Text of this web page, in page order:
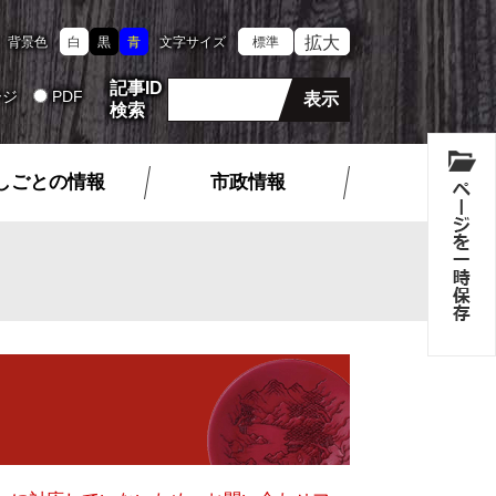
背景色 白 黒 青 文字サイズ 標準 拡大
PDF
記事ID
検索
ごとの情報 市政情報